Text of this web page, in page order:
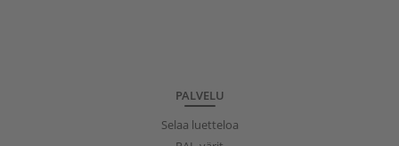
PALVELU
Selaa luetteloa